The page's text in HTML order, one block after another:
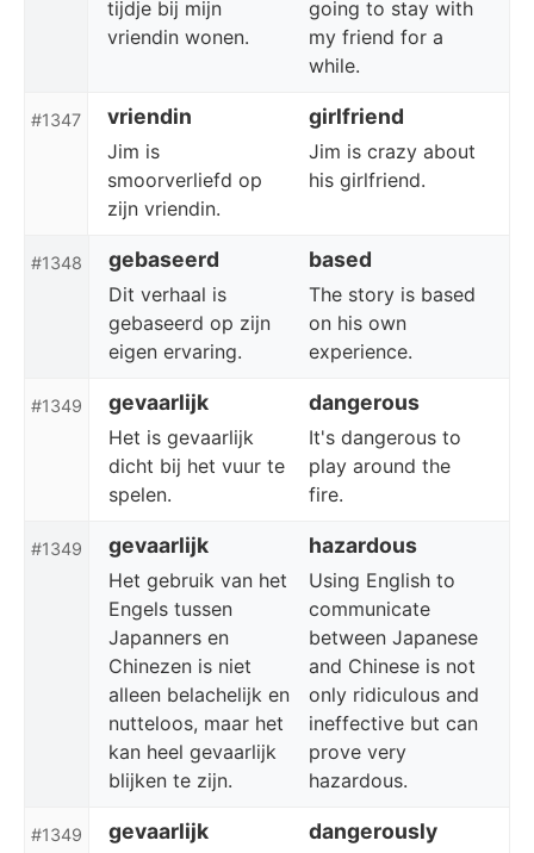
tijdje bij mijn
vriendin wonen.
going to stay with
my friend for a
while.
#1347 vriendin girlfriend
Jim is
smoorverliefd op
zijn vriendin.
Jim is crazy about
his girlfriend.
#1348 gebaseerd based
Dit verhaal is
gebaseerd op zijn
eigen ervaring.
The story is based
on his own
experience.
#1349 gevaarlijk dangerous
Het is gevaarlijk
dicht bij het vuur te
spelen.
It's dangerous to
play around the
fire.
#1349 gevaarlijk hazardous
Het gebruik van het
Engels tussen
Japanners en
Chinezen is niet
alleen belachelijk en
nutteloos, maar het
kan heel gevaarlijk
blijken te zijn.
Using English to
communicate
between Japanese
and Chinese is not
only ridiculous and
ineffective but can
prove very
hazardous.
#1349 gevaarlijk dangerously